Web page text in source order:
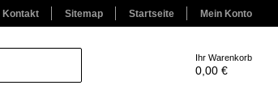
Kontakt Sitemap Startseite Mein Konto
Ihr Warenkorb
0,00 €